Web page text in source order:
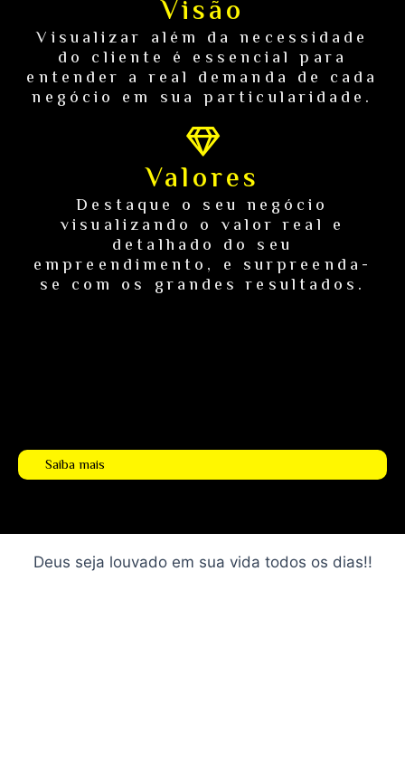
Visão
Visualizar além da necessidade
do cliente é essencial para
entender a real demanda de cada
negócio em sua particularidade.
Valores
Destaque o seu negócio
visualizando o valor real e
detalhado do seu
empreendimento, e surpreenda-
se com os grandes resultados.
Saiba mais
Deus seja louvado em sua vida todos os dias!!